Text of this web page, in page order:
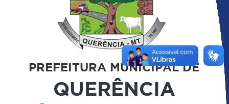
PREFEITURA MUNICIPAL DE
QUERÊNCIA